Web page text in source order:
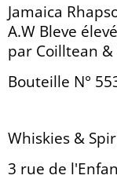
Jamaica
A.W Bleve
par Coilltean &
Bouteille N°
Whiskies &
3 rue de